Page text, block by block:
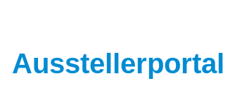
Ausstellerportal